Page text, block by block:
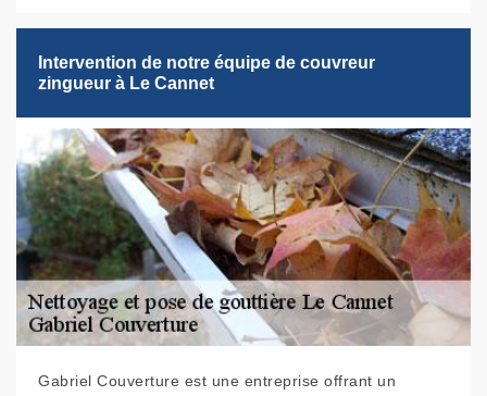
Intervention de notre équipe de couvreur
zingueur à Le Cannet
Gabriel Couverture est une entreprise offrant un